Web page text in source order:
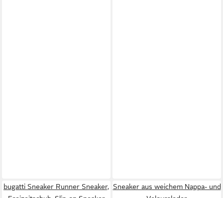
bugatti Sneaker Runner Sneaker, Sneaker aus weichem Nappa- und